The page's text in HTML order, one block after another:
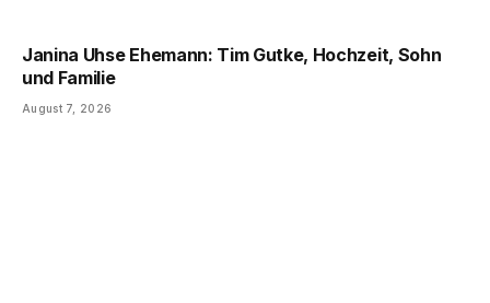
Janina Uhse Ehemann: Tim Gutke, Hochzeit, Sohn
und Familie
August 7, 2026